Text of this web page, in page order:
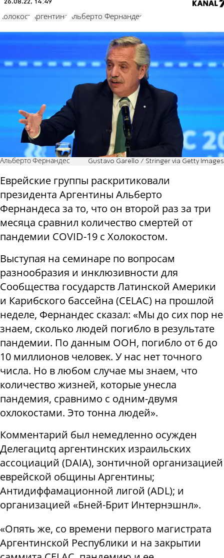
холокост Аргентина Альберто Фернандес
Альберто Фернандес Gustavo Garello / Stringer via Getty Images
Еврейские группы раскритиковали
президента Аргентины Альберто
Фернандеса за то, что он второй раз за три
месяца сравнил количество смертей от
пандемии COVID-19 с Холокостом.
Выступая на семинаре по вопросам
разнообразия и инклюзивности для
Сообщества государств Латинской Америки
и Карибского бассейна (CELAC) на прошлой
неделе, Фернандес сказал: «Мы до сих пор не
знаем, сколько людей погибло в результате
пандемии. По данным ООН, погибло от 6 до
10 миллионов человек. У нас нет точного
числа. Но в любом случае мы знаем, что
количество жизней, которые унесла
пандемия, сравнимо с одним-двумя
охлокостами. Это тонна людей».
Комментарий был немедленно осужден
Делегациtq аргентинских израильских
ассоциаций (DAIA), зонтичной организацией
еврейской общины Аргентины;
Антидиффамационной лигой (ADL); и
организацией «Бней-Брит Интернэшнл».
«Опять же, со времени первого магистрата
Аргентинской Республики и на закрытии